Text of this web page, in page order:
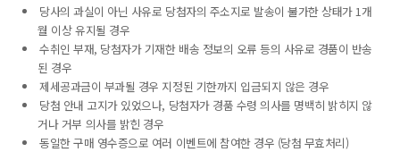
당사의 과실이 아닌 사유로 당첨자의 주소지로 발송이 불가한 상태가 1개
월 이상 유지될 경우
수취인 부재, 당첨자가 기재한 배송 정보의 오류 등의 사유로 경품이 반송
된 경우
제세공과금이 부과될 경우 지정된 기한까지 입금되지 않은 경우
당첨 안내 고지가 있었으나, 당첨자가 경품 수령 의사를 명백히 밝히지 않
거나 거부 의사를 밝힌 경우
동일한 구매 영수증으로 여러 이벤트에 참여한 경우 (당첨 무효처리)